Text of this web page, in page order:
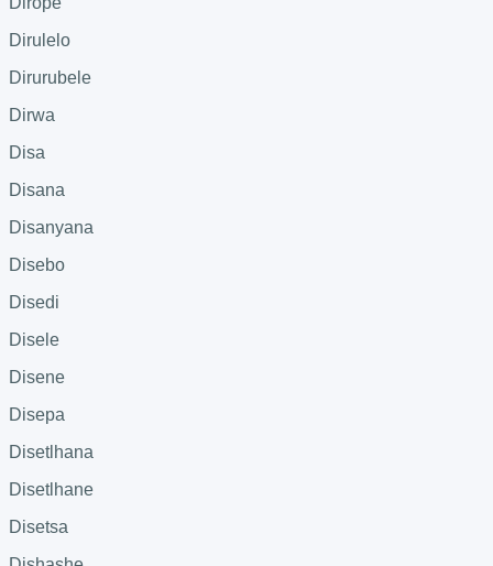
Dirulelo
Dirurubele
Dirwa
Disa
Disana
Disanyana
Disebo
Disedi
Disele
Disene
Disepa
Disetlhana
Disetlhane
Disetsa